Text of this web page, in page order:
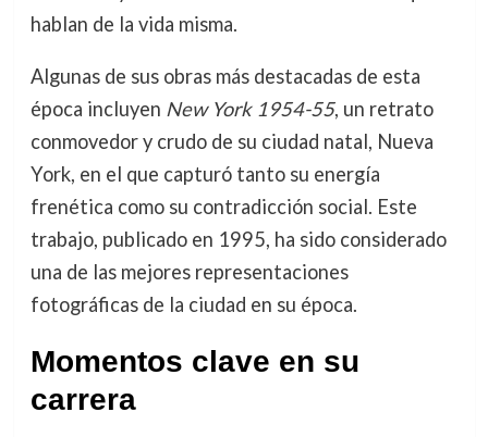
hablan de la vida misma.
Algunas de sus obras más destacadas de esta
época incluyen New York 1954-55, un retrato
conmovedor y crudo de su ciudad natal, Nueva
York, en el que capturó tanto su energía
frenética como su contradicción social. Este
trabajo, publicado en 1995, ha sido considerado
una de las mejores representaciones
fotográficas de la ciudad en su época.
Momentos clave en su
carrera